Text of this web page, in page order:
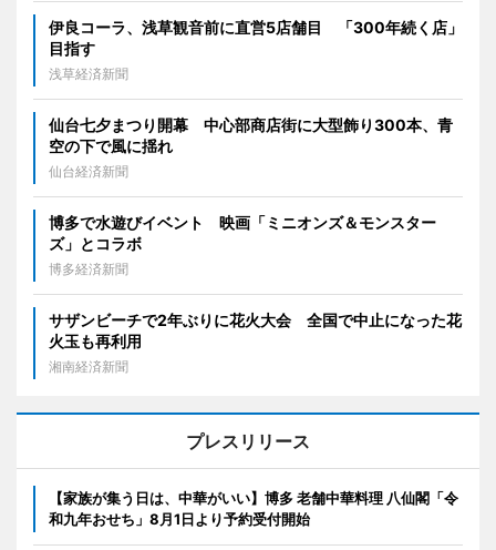
伊良コーラ、浅草観音前に直営5店舗目 「300年続く店」
目指す
浅草経済新聞
仙台七夕まつり開幕 中心部商店街に大型飾り300本、青
空の下で風に揺れ
仙台経済新聞
博多で水遊びイベント 映画「ミニオンズ＆モンスター
ズ」とコラボ
博多経済新聞
サザンビーチで2年ぶりに花火大会 全国で中止になった花
火玉も再利用
湘南経済新聞
プレスリリース
【家族が集う日は、中華がいい】博多 老舗中華料理 八仙閣「令
和九年おせち」8月1日より予約受付開始